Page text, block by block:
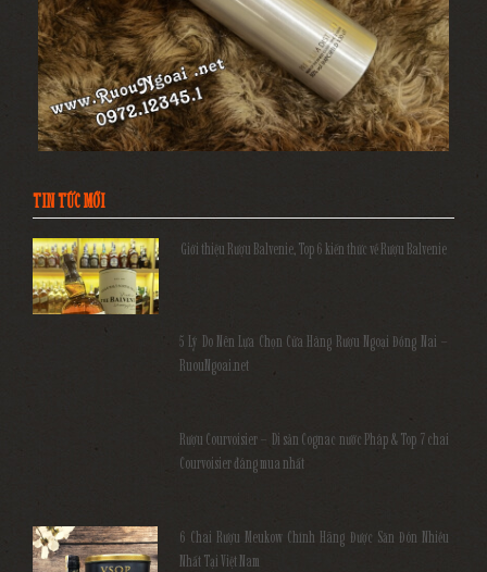
TIN TỨC MỚI
Giới thiệu Rượu Balvenie, Top 6 kiến thức về Rượu Balvenie
5 Lý Do Nên Lựa Chọn Cửa Hàng Rượu Ngoại Đồng Nai –
RuouNgoai.net
Rượu Courvoisier – Di sản Cognac nước Pháp & Top 7 chai
Courvoisier đáng mua nhất
6 Chai Rượu Meukow Chính Hãng Được Săn Đón Nhiều
Nhất Tại Việt Nam